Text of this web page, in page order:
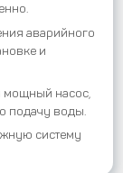
аварийного
и
мощный насос,
подачу воды.
систему